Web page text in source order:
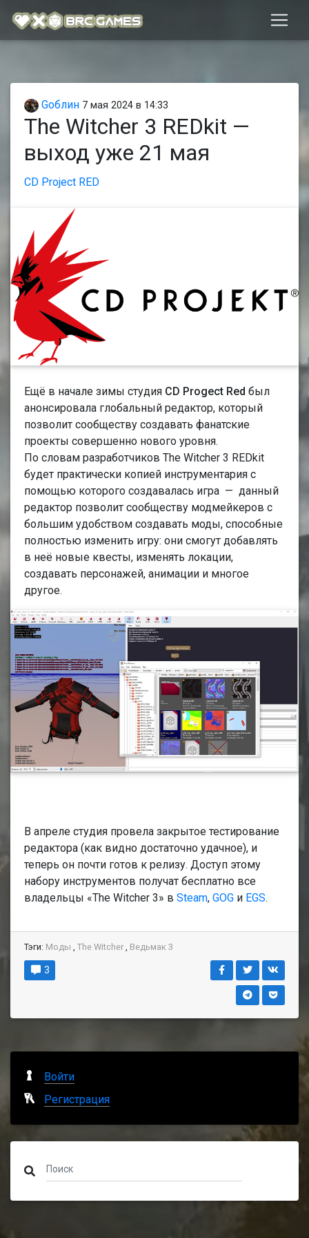
Gоблин 7 мая 2024 в 14:33
The Witcher 3 REDkit —
выход уже 21 мая
CD Project RED
Ещё в начале зимы студия CD Progect Red был
анонсировала глобальный редактор, который
позволит сообществу создавать фанатские
проекты совершенно нового уровня.
По словам разработчиков The Witcher 3 REDkit
будет практически копией инструментария с
помощью которого создавалась игра — данный
редактор позволит сообществу модмейкеров с
большим удобством создавать моды, способные
полностью изменить игру: они смогут добавлять
в неё новые квесты, изменять локации,
создавать персонажей, анимации и многое
другое.
В апреле студия провела закрытое тестирование
редактора (как видно достаточно удачное), и
теперь он почти готов к релизу. Доступ этому
набору инструментов получат бесплатно все
владельцы «The Witcher 3» в Steam, GOG и EGS.
Тэги: Моды , The Witcher , Ведьмак 3
3
Войти
Регистрация